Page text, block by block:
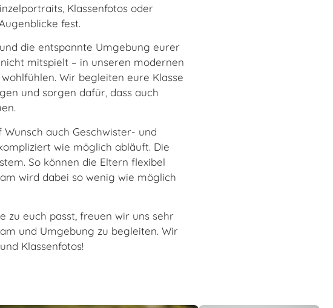
Klassenfotos oder
fest.
die entspannte Umgebung eurer
mitspielt – in unseren modernen
Wir begleiten eure Klasse
und sorgen dafür, dass auch
auch Geschwister- und
wie möglich abläuft. Die
So können die Eltern flexibel
wird dabei so wenig wie möglich
zu euch passt, freuen wir uns sehr
und Umgebung zu begleiten. Wir
Klassenfotos!